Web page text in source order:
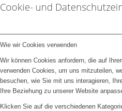
Cookie- und
Wie wir Cookies verwenden
Wir können Cookies anfordern, die auf
verwenden Cookies, um uns mitzuteilen,
besuchen, wie Sie mit uns interagieren,
Ihre Beziehung zu unserer Website
Klicken Sie auf die verschiedenen